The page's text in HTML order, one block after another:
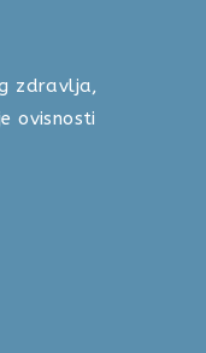
zdravlja,
ovisnosti